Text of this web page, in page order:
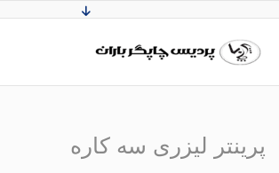
پرینتر لیزری سه کاره